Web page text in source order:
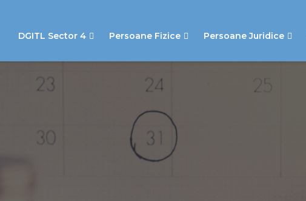
DGITL Sector 4 Persoane Fizice Persoane Juridice